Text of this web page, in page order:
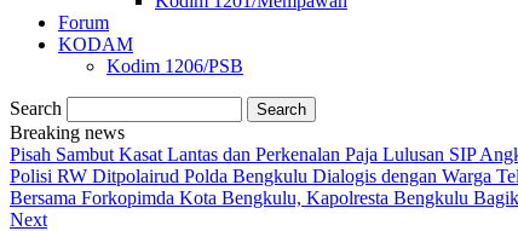
Forum
KODAM
Kodim 1206/PSB
Search
Breaking news
Pisah Sambut Kasat Lantas dan Perkenalan Paja Lulusan SIP
Polisi RW Ditpolairud Polda Bengkulu Dialogis dengan Warga
Bersama Forkopimda Kota Bengkulu, Kapolresta Bengkulu
Next